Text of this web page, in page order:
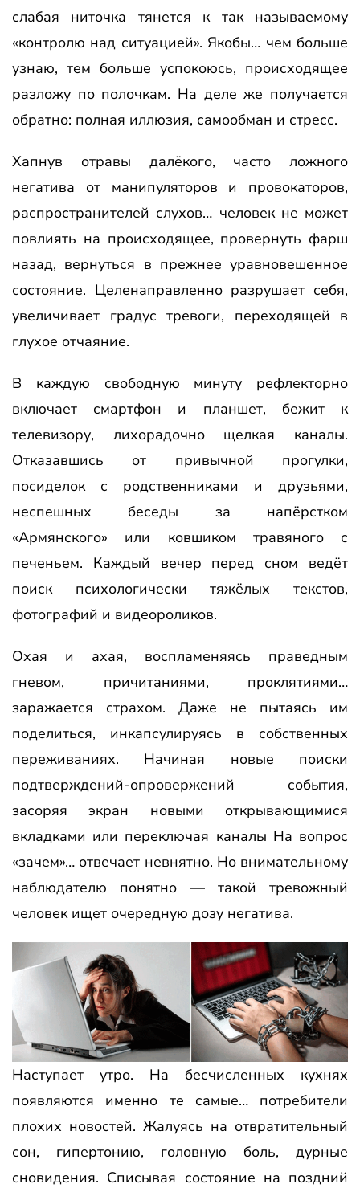
слабая ниточка тянется к так называемому
«контролю над ситуацией». Якобы… чем больше
узнаю, тем больше успокоюсь, происходящее
разложу по полочкам. На деле же получается
обратно: полная иллюзия, самообман и стресс.
Хапнув отравы далёкого, часто ложного
негатива от манипуляторов и провокаторов,
распространителей слухов… человек не может
повлиять на происходящее, провернуть фарш
назад, вернуться в прежнее уравновешенное
состояние. Целенаправленно разрушает себя,
увеличивает градус тревоги, переходящей в
глухое отчаяние.
В каждую свободную минуту рефлекторно
включает смартфон и планшет, бежит к
телевизору, лихорадочно щелкая каналы.
Отказавшись от привычной прогулки,
посиделок с родственниками и друзьями,
неспешных беседы за напёрстком
«Армянского» или ковшиком травяного с
печеньем. Каждый вечер перед сном ведёт
поиск психологически тяжёлых текстов,
фотографий и видеороликов.
Охая и ахая, воспламеняясь праведным
гневом, причитаниями, проклятиями…
заражается страхом. Даже не пытаясь им
поделиться, инкапсулируясь в собственных
переживаниях. Начиная новые поиски
подтверждений-опровержений события,
засоряя экран новыми открывающимися
вкладками или переключая каналы На вопрос
«зачем»… отвечает невнятно. Но внимательному
наблюдателю понятно — такой тревожный
человек ищет очередную дозу негатива.
Наступает утро. На бесчисленных кухнях
появляются именно те самые… потребители
плохих новостей. Жалуясь на отвратительный
сон, гипертонию, головную боль, дурные
сновидения. Списывая состояние на поздний